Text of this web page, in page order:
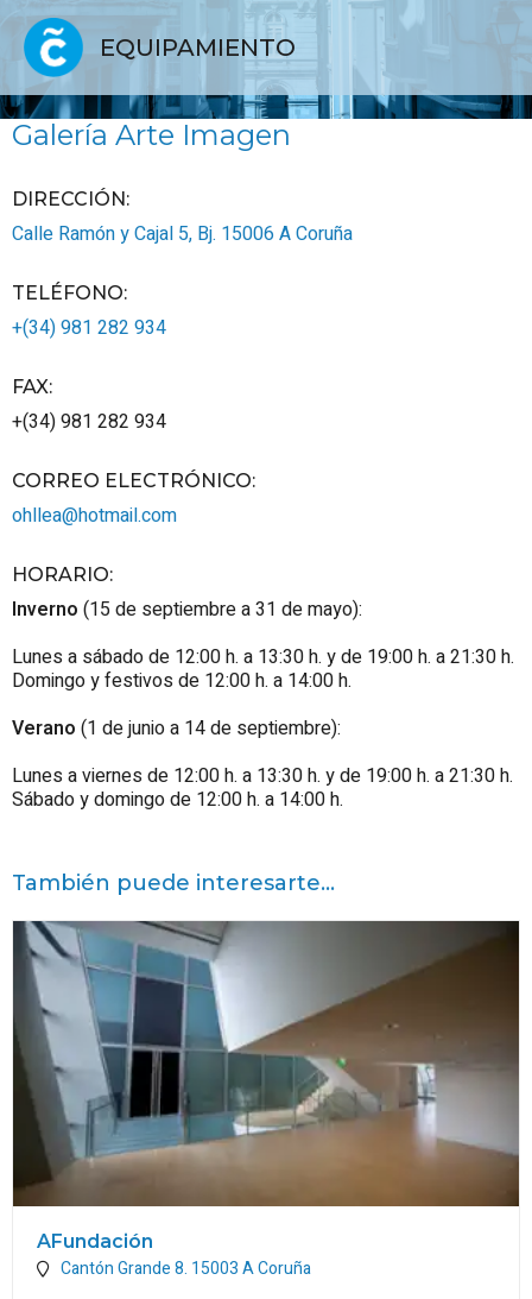
EQUIPAMIENTO
Galería Arte Imagen
DIRECCIÓN:
Calle Ramón y Cajal 5, Bj. 15006 A Coruña
TELÉFONO:
+(34) 981 282 934
FAX:
+(34) 981 282 934
CORREO ELECTRÓNICO:
ohllea@hotmail.com
HORARIO:
Inverno (15 de septiembre a 31 de mayo):
Lunes a sábado de 12:00 h. a 13:30 h. y de 19:00 h. a 21:30 h.
Domingo y festivos de 12:00 h. a 14:00 h.
Verano (1 de junio a 14 de septiembre):
Lunes a viernes de 12:00 h. a 13:30 h. y de 19:00 h. a 21:30 h.
Sábado y domingo de 12:00 h. a 14:00 h.
También puede interesarte...
AFundación
Cantón Grande 8. 15003A Coruña